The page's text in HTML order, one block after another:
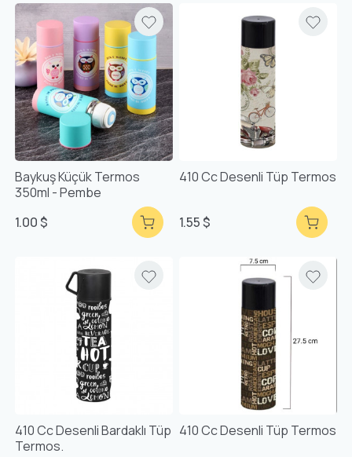
Baykuş Küçük Termos
350ml - Pembe
1.00 $
410 Cc Desenli Tüp Termos
1.55 $
410 Cc Desenli Bardaklı Tüp
Termos.
410 Cc Desenli Tüp Termos